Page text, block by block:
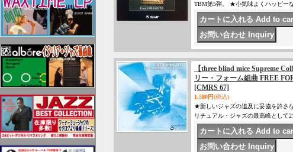
TBM第5弾。 ★小気味よくハッピー
【three blind mice Supreme
リー・フォーム組曲 FREE
[CMRS 67]
1,580円(税込)
★新しいジャズの追及に妥協を許さ
リチュアル・ジャズの最高峰として